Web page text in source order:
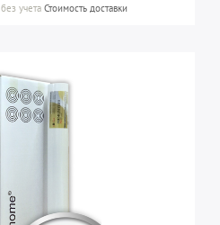
без учета Стоимость доставки